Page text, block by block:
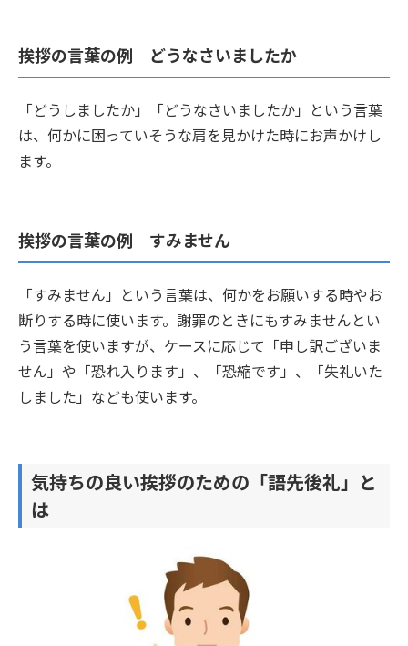
挨拶の言葉の例 どうなさいましたか
「どうしましたか」「どうなさいましたか」という言葉
は、何かに困っていそうな肩を見かけた時にお声かけし
ます。
挨拶の言葉の例 すみません
「すみません」という言葉は、何かをお願いする時やお
断りする時に使います。謝罪のときにもすみませんとい
う言葉を使いますが、ケースに応じて「申し訳ございま
せん」や「恐れ入ります」、「恐縮です」、「失礼いた
しました」なども使います。
気持ちの良い挨拶のための「語先後礼」と
は